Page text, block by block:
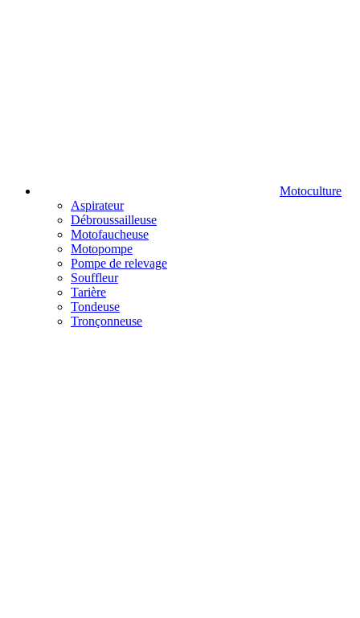
Motoculture
Aspirateur
Débroussailleuse
Motofaucheuse
Motopompe
Pompe de relevage
Souffleur
Tarière
Tondeuse
Tronçonneuse